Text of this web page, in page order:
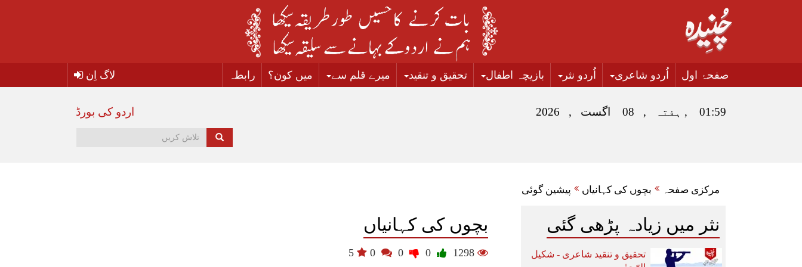
صفحۂ اول اُردو شاعری اُردو نثر بازیچہ اطفال تحقیق و تنقید میرے قلم سے میں کون؟ رابطہ لاگ اِن
اردو کی بورڈ 01:59 , ہفتہ , 08 اگست , 2026
مرکزی صفحہ بچوں کی کہانیاں پیشین گوئی
بچوں کی کہانیاں
1298
5
نثر میں زیادہ پڑھی گئی
تحقیق و تنقید شاعری - شکیل